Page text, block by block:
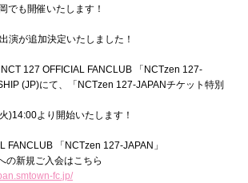
でも開催いたします！
演が追加決定いたしました！
127 OFFICIAL FANCLUB 「NCTzen 127-
(JP)にて、「NCTzen 127-JAPANチケット特別
)14:00より開始いたします！
FANCLUB 「NCTzen 127-JAPAN」
の新規ご入会はこちら
fc.jp/